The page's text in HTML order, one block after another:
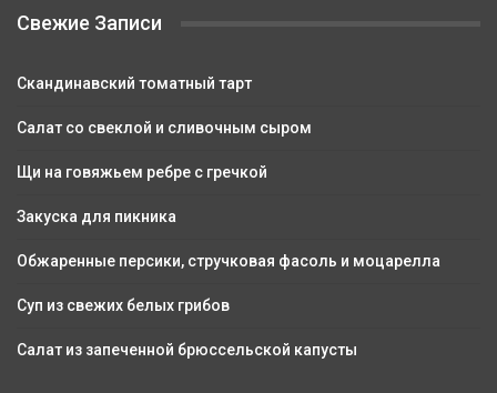
Свежие Записи
Скандинавский томатный тарт
Салат со свеклой и сливочным сыром
Щи на говяжьем ребре с гречкой
Закуска для пикника
Обжаренные персики, стручковая фасоль и моцарелла
Суп из свежих белых грибов
Салат из запеченной брюссельской капусты